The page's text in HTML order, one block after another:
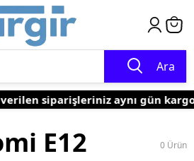
Ara
siparişleriniz aynı gün
E12 0 Ürün